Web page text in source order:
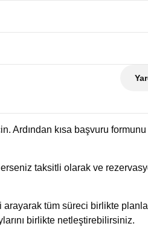
Ardından kısa başvuru
taksitli olarak ve
arayarak tüm süreci birlikte
birlikte netleştirebilirsiniz.